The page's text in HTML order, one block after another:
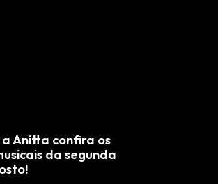
Anitta confira os
da segunda